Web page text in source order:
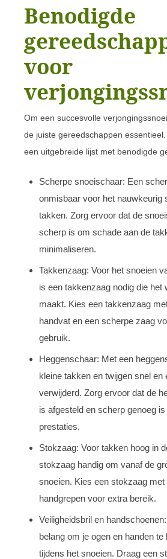
Benodigde
voor
Om een succesvolle
de juiste gereedschappen
een uitgebreide lijst met benodigde
Scherpe snoeischaar: Een
onmisbaar voor het nauwkeurig
takken. Zorg ervoor dat de
scherp is om schade aan de
minimaliseren.
Takkenzaag: Voor het snoeien
is een takkenzaag nodig die het
maakt. Kies een takkenzaag
handvat en een scherpe zaag
gebruik.
Heggenschaar: Met een
kleine takken en twijgen snel en
verwijderd. Zorg ervoor dat de
is afgesteld en scherp genoeg
prestaties.
Stokzaag: Voor takken hoog in
stokzaag handig om vanaf de
snoeien. Kies een stokzaag
handgrepen voor extra bereik.
Veiligheidsbril en
belang om je ogen en handen
tijdens het snoeien. Draag een